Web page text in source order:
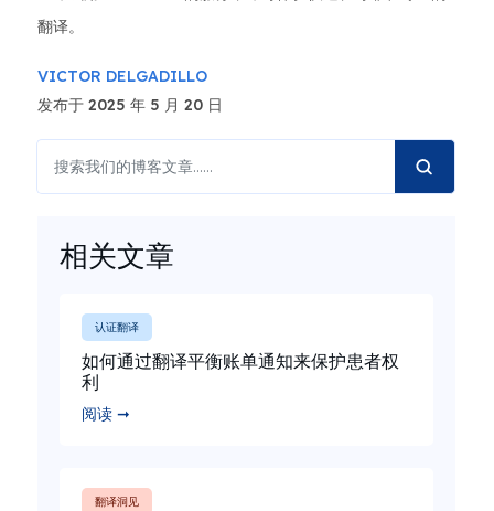
翻译。
VICTOR DELGADILLO
发布于 2025 年 5 月 20 日
相关文章
认证翻译
如何通过翻译平衡账单通知来保护患者权
利
阅读 ➞
翻译洞见